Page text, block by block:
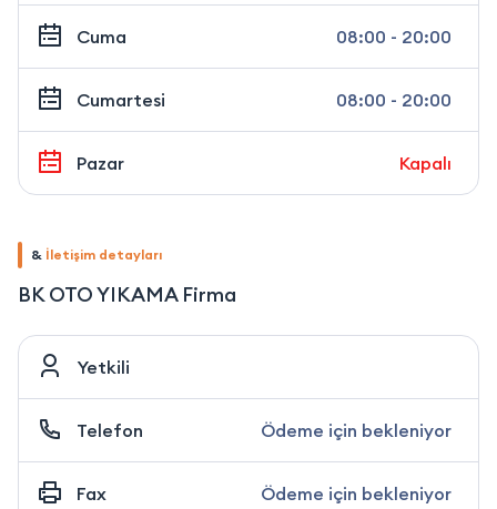
Cuma 08:00 - 20:00
Cumartesi 08:00 - 20:00
Pazar Kapalı
& İletişim detayları
BK OTO YIKAMA Firma
Yetkili
Telefon Ödeme için bekleniyor
Fax Ödeme için bekleniyor